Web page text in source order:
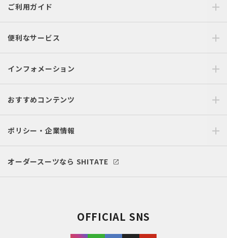
ご利用ガイド
便利なサービス
インフォメーション
おすすめコンテンツ
ポリシー・企業情報
オーダースーツなら SHITATE
OFFICIAL SNS